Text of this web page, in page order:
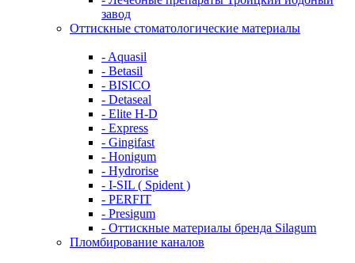
завод
Оттискные стоматологические материалы
- Aquasil
- Betasil
- BISICO
- Detaseal
- Elite H-D
- Express
- Gingifast
- Honigum
- Hydrorise
- I-SIL ( Spident )
- PERFIT
- Presigum
- Оттискные материалы бренда Silagum
Пломбирование каналов